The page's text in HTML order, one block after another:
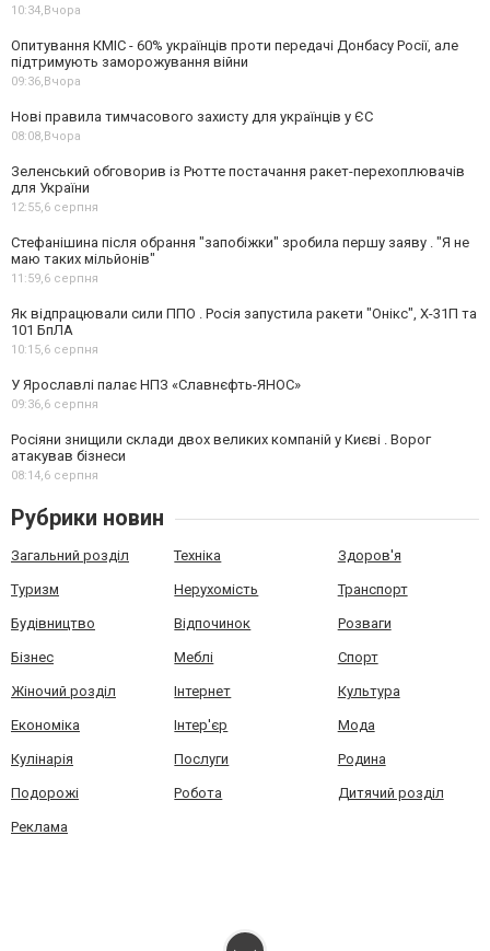
10:34,Вчора
Опитування КМІС - 60% українців проти передачі Донбасу Росії, але
підтримують заморожування війни
09:36,Вчора
Нові правила тимчасового захисту для українців у ЄС
08:08,Вчора
Зеленський обговорив із Рютте постачання ракет-перехоплювачів
для України
12:55,6 серпня
Стефанішина після обрання "запобіжки" зробила першу заяву . "Я не
маю таких мільйонів"
11:59,6 серпня
Як відпрацювали сили ППО . Росія запустила ракети "Онікс", Х-31П та
101 БпЛА
10:15,6 серпня
У Ярославлі палає НПЗ «Славнєфть-ЯНОС»
09:36,6 серпня
Росіяни знищили склади двох великих компаній у Києві . Ворог
атакував бізнеси
08:14,6 серпня
Рубрики новин
Загальний розділ Техніка Здоров'я
Туризм Нерухомість Транспорт
Будівництво Відпочинок Розваги
Бізнес Меблі Спорт
Жіночий розділ Інтернет Культура
Економіка Інтер'єр Мода
Кулінарія Послуги Родина
Подорожі Робота Дитячий розділ
Реклама